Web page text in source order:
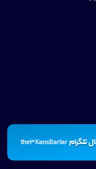
تلگرامthe3KansBartar